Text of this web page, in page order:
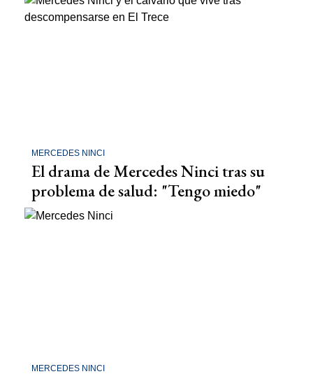
MERCEDES NINCI
El drama de Mercedes Ninci tras su
problema de salud: "Tengo miedo"
MERCEDES NINCI